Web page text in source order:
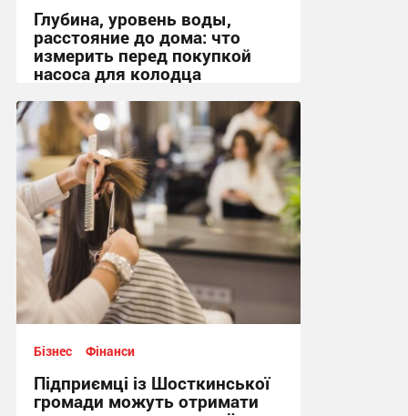
Глубина, уровень воды,
расстояние до дома: что
измерить перед покупкой
насоса для колодца
09:39, 22.07.2026
Бізнес Фінанси
Підприємці із Шосткинської
громади можуть отримати